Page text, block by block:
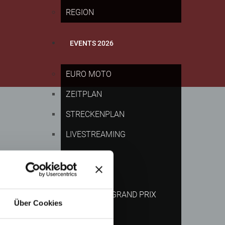
Über Cookies
REGION
EVENTS 2026
EURO MOTO
ZEITPLAN
STRECKENPLAN
LIVESTREAMING
CAMPING
MOTORRAD GRAND PRIX